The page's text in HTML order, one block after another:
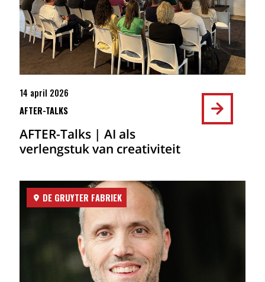
14 april 2026
AFTER-TALKS
AFTER-Talks | AI als
verlengstuk van creativiteit
DE GRUYTER FABRIEK